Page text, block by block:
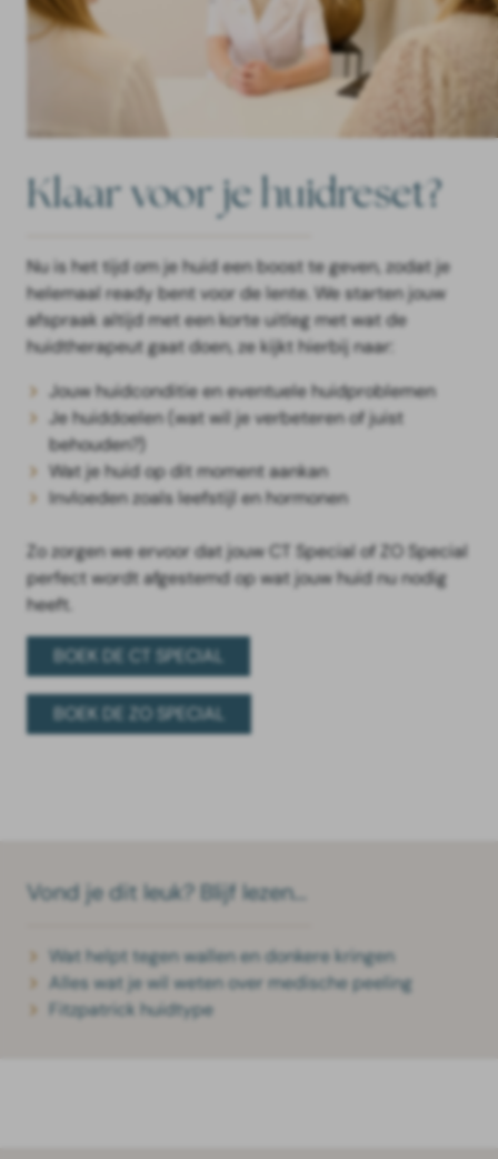
Klaar voor je huidreset?
Nu is het tijd om je huid een boost te geven, zodat je
helemaal ready bent voor de lente. We starten jouw
afspraak altijd met een korte uitleg met wat de
huidtherapeut gaat doen, ze kijkt hierbij naar:
Jouw huidconditie en eventuele huidproblemen
Je huiddoelen (wat wil je verbeteren of juist
behouden?)
Wat je huid op dit moment aankan
Invloeden zoals leefstijl en hormonen
Zo zorgen we ervoor dat jouw CT Special of ZO Special
perfect wordt afgestemd op wat jouw huid nu nodig
heeft.
BOEK DE CT SPECIAL
BOEK DE ZO SPECIAL
Vond je dit leuk? Blijf lezen...
Wat helpt tegen wallen en donkere kringen
Alles wat je wil weten over medische peeling
Fitzpatrick huidtype